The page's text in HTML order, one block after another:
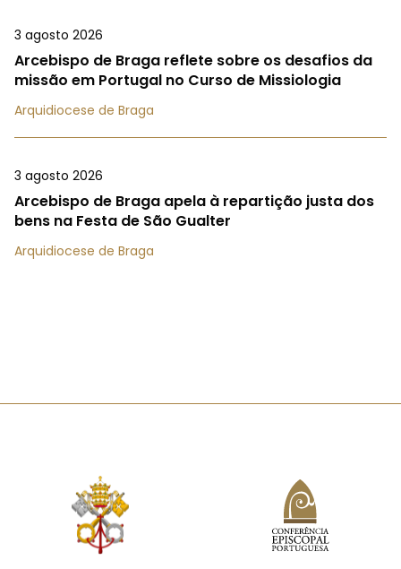
3 agosto 2026
Arcebispo de Braga reflete sobre os desafios da
missão em Portugal no Curso de Missiologia
Arquidiocese de Braga
3 agosto 2026
Arcebispo de Braga apela à repartição justa dos
bens na Festa de São Gualter
Arquidiocese de Braga